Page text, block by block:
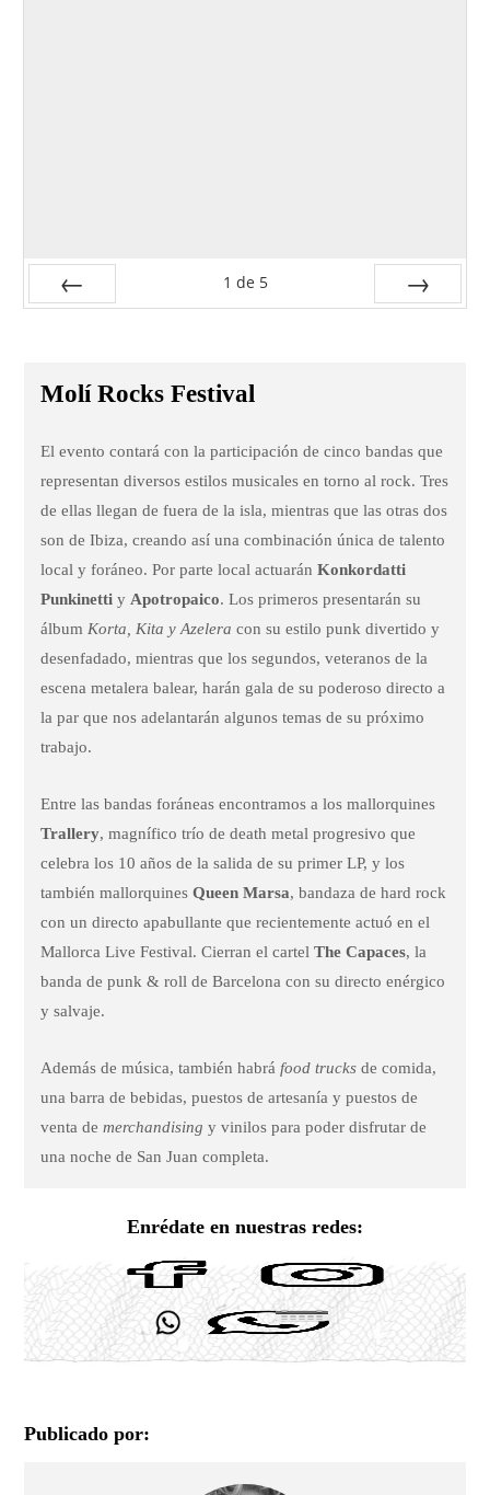
1 de 5
Molí Rocks Festival
El evento contará con la participación de cinco bandas que
representan diversos estilos musicales en torno al rock. Tres
de ellas llegan de fuera de la isla, mientras que las otras dos
son de Ibiza, creando así una combinación única de talento
local y foráneo. Por parte local actuaránKonkordatti
Punkinetti y Apotropaico. Los primeros presentarán su
álbum Korta, Kita y Azelera con su estilo punk divertido y
desenfadado, mientras que los segundos, veteranos de la
escena metalera balear, harán gala de su poderoso directo a
la par que nos adelantarán algunos temas de su próximo
trabajo.
Entre las bandas foráneas encontramos a los mallorquines
Trallery, magnífico trío de death metal progresivo que
celebra los 10 años de la salida de su primer LP, y los
también mallorquinesQueen Marsa, bandaza de hard rock
con un directo apabullante que recientemente actuó en el
Mallorca Live Festival. Cierran el cartelThe Capaces, la
banda de punk & roll de Barcelona con su directo enérgico
y salvaje.
Además de música, también habrá food trucks de comida,
una barra de bebidas, puestos de artesanía y puestos de
venta demerchandising y vinilos para poder disfrutar de
una noche de San Juan completa.
Enrédate en nuestras redes:
Publicado por: